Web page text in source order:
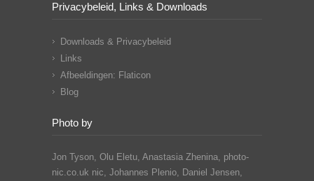
Privacybeleid, Links & Downloads
Downloads & Privacybeleid
Links
Afbeeldingen: Flaticon
Blog
Photo by
Jon Tyson, Olu Eletu, Anastasia Zhenina, photo-
nic.co.uk nic, Johannes Plenio, Daniel Jensen,